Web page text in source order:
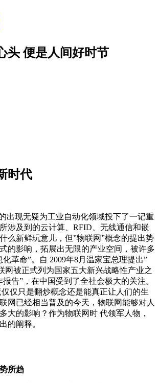
头 便是人间好时节
时代
出现无疑为工业自动化领域投下了一记重
涉及到的云计算、RFID、无线通信和嵌
么新鲜玩意儿，但”物联网”概念的提出势
的影响，拓展出无限的产业空间，被许多
化革命”。自 2009年8月温家宝总理提出”
网被正式列为国家五大新兴战略性产业之
告”，在中国受到了全社会极大的关注。
仅只是翻炒概念还是能真正让人们的生
网已经相当普及的今天，物联网能够对人
大的影响？作为物联网时 代领军人物，
的阐释。
所趋